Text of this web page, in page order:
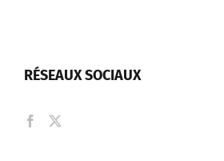
RÉSEAUX SOCIAUX